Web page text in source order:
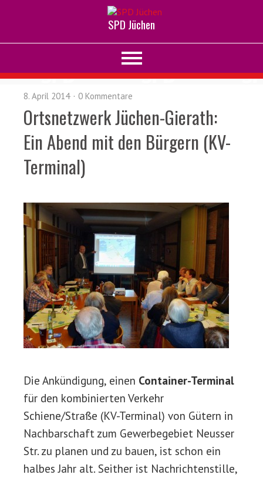
SPD Jüchen
8. April 2014 0 Kommentare
Ortsnetzwerk Jüchen-Gierath:
Ein Abend mit den Bürgern (KV-
Terminal)
Die Ankündigung, einen Container-Terminal
für den kombinierten Verkehr
Schiene/Straße (KV-Terminal) von Gütern in
Nachbarschaft zum Gewerbegebiet Neusser
Str. zu planen und zu bauen, ist schon ein
halbes Jahr alt. Seither ist Nachrichtenstille,